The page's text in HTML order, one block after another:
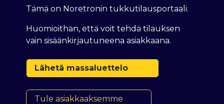
Tämä on Noretronin tukkutilausportaali.
Huomioithan, että voit tehdä tilauksen
vain sisäänkirjautuneena asiakkaana.
Lähetä massaluettelo
Tule asiakkaaksemme